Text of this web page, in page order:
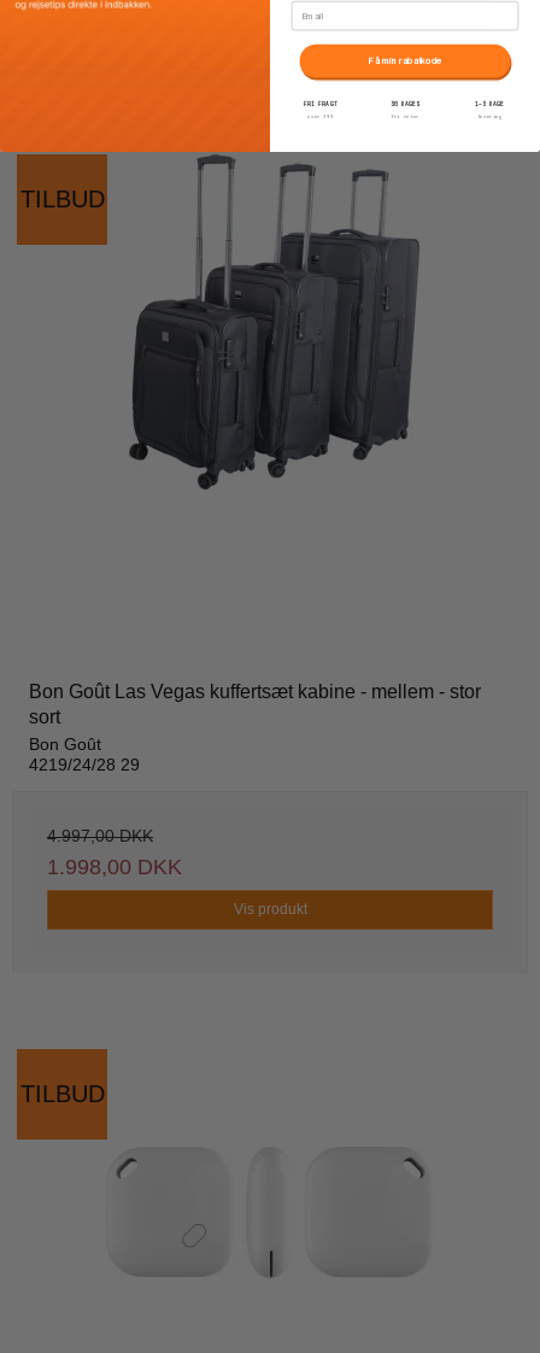
Vis produkt
TILBUD
Bon Goût Las Vegas kuffertsæt kabine - mellem - stor
sort
Bon Goût
4219/24/28 29
4.997,00 DKK
1.998,00 DKK
Vis produkt
TILBUD
Email
Få min rabatkode
FRI FRAGT
over 399
30 DAGES
fri retur
1–3 DAGE
levering